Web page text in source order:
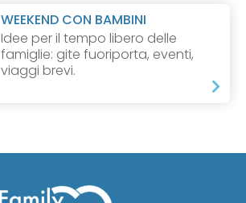
WEEKEND CON BAMBINI
Idee per il tempo libero delle
famiglie: gite fuoriporta, eventi,
viaggi brevi.